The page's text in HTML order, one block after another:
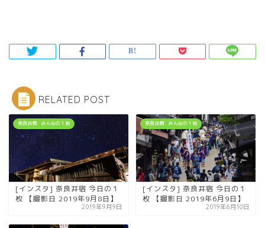
RELATED POST
奈良井宿 みんなの１枚
[インスタ] 奈良井宿 今日の１
枚 【撮影日 2019年9月8日】
2019年9月9日
奈良井宿 みんなの１枚
[インスタ] 奈良井宿 今日の１
枚 【撮影日 2019年6月9日】
2019年6月10日